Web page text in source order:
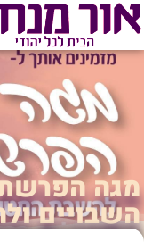
לתוכן
מגה
השבויים